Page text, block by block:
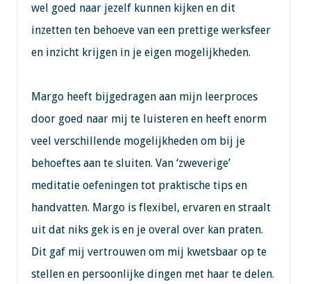
wel goed naar jezelf kunnen kijken en dit
inzetten ten behoeve van een prettige werksfeer
en inzicht krijgen in je eigen mogelijkheden.
Margo heeft bijgedragen aan mijn leerproces
door goed naar mij te luisteren en heeft enorm
veel verschillende mogelijkheden om bij je
behoeftes aan te sluiten. Van ‘zweverige’
meditatie oefeningen tot praktische tips en
handvatten. Margo is flexibel, ervaren en straalt
uit dat niks gek is en je overal over kan praten.
Dit gaf mij vertrouwen om mij kwetsbaar op te
stellen en persoonlijke dingen met haar te delen.